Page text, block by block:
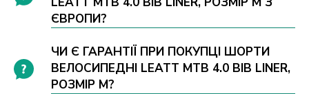
ЄВРОПИ?
ЧИ Є ГАРАНТІЇ ПРИ ПОКУПЦІ ШОРТИ
ВЕЛОСИПЕДНІ LEATT MTB 4.0 BIB LINER,
РОЗМІР M?